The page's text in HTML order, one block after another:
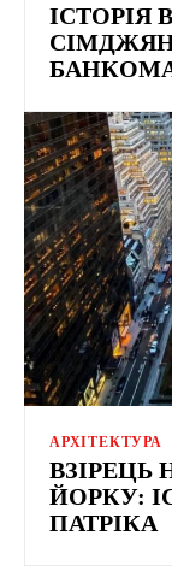
ІСТОРІЯ
АРХІТЕКТУРА
ЙОРКУ:
ПАТРІКА